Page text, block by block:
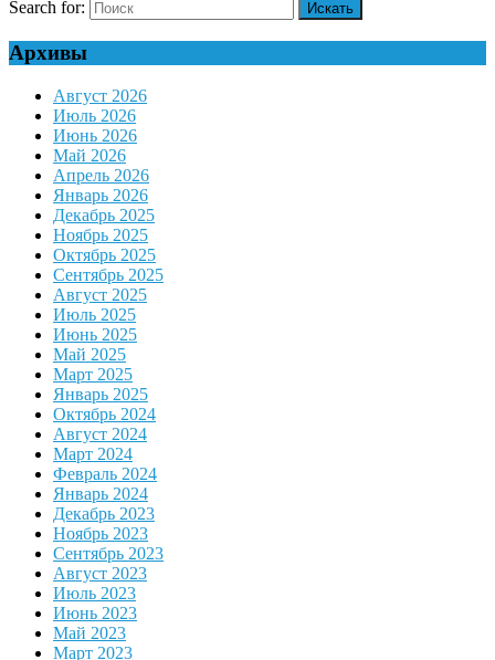
Search for:
Архивы
Август 2026
Июль 2026
Июнь 2026
Май 2026
Апрель 2026
Январь 2026
Декабрь 2025
Ноябрь 2025
Октябрь 2025
Сентябрь 2025
Август 2025
Июль 2025
Июнь 2025
Май 2025
Март 2025
Январь 2025
Октябрь 2024
Август 2024
Март 2024
Февраль 2024
Январь 2024
Декабрь 2023
Ноябрь 2023
Сентябрь 2023
Август 2023
Июль 2023
Июнь 2023
Май 2023
Март 2023